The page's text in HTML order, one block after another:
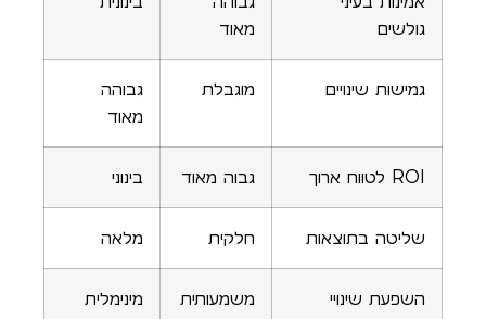
גולשים
מאוד
גמישות שינויים מוגבלת
גבוהה
מאוד
ROI לטווח ארוך גבוה מאוד בינוני
שליטה בתוצאות חלקית מלאה
השפעת שינויי
משמעותית מינימלית